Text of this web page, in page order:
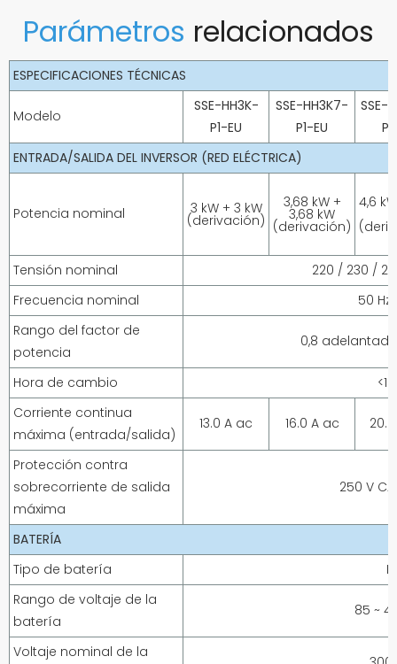
Parámetros relacionados
ESPECIFICACIONES TÉCNICAS
Modelo
SSE-HH3K-
P1-EU
SSE-HH3K7-
P1-EU
SSE-
ENTRADA/SALIDA DEL INVERSOR (RED ELÉCTRICA)
Potencia nominal 3 kW + 3 kW
(derivación)
3,68 kW +
3,68 kW
(derivación)
4,6 kW
Tensión nominal
220 / 230 /
Frecuencia nominal
50 Hz
Rango del factor de
potencia
0,8
Hora de cambio
Corriente continua
máxima (entrada/salida)
13.0 A ac 16.0 A ac
Protección contra
sobrecorriente de salida
máxima
250 V
BATERÍA
Tipo de batería
Rango de voltaje de la
batería
85 ~
Voltaje nominal de la